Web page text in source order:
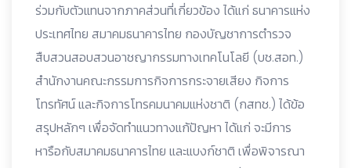
ร่วมกับตัวแทนจากภาคส่วนที่เกี่ยวข้อง ได้แก่ ธนาคารแห่ง
ประเทศไทย สมาคมธนาคารไทย กองบัญชาการตำรวจ
สืบสวนสอบสวนอาชญากรรมทางเทคโนโลยี (บช.สอท.)
สำนักงานคณะกรรมการกิจการกระจายเสียง กิจการ
โทรทัศน์ และกิจการโทรคมนาคมแห่งชาติ (กสทช.) ได้ข้อ
สรุปหลักๆ เพื่อจัดทำแนวทางแก้ปัญหา ได้แก่ จะมีการ
หารือกับสมาคมธนาคารไทย และแบงก์ชาติ เพื่อพิจารณา